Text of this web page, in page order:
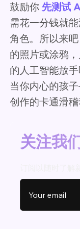
鼓励你 先测试
需花一分钱就
角色。所以来
的照片或涂鸦
的人工智能放
当你内心的孩
创作的卡通滑
关注我